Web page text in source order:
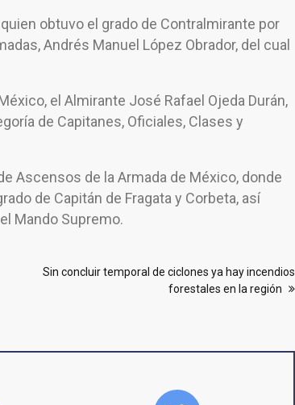
obtuvo el grado de Contralmirante por
Andrés Manuel López Obrador, del cual
el Almirante José Rafael Ojeda Durán,
de Capitanes, Oficiales, Clases y
Ascensos de la Armada de México, donde
de Capitán de Fragata y Corbeta, así
Mando Supremo.
Sin concluir temporal de ciclones ya hay incendios
forestales en la región